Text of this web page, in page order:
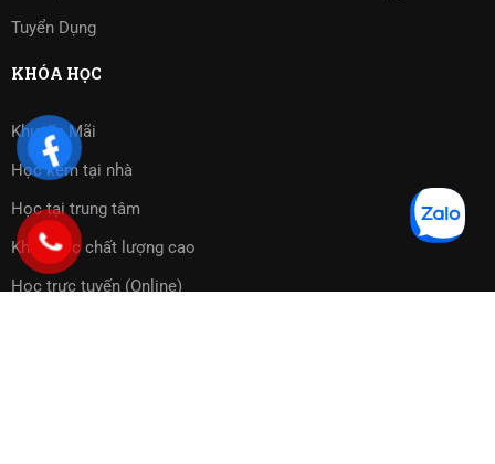
Tuyển Dụng
KHÓA HỌC
Khuyến Mãi
Học kèm tại nhà
Học tại trung tâm
Khóa học chất lượng cao
Học trực tuyến (Online)